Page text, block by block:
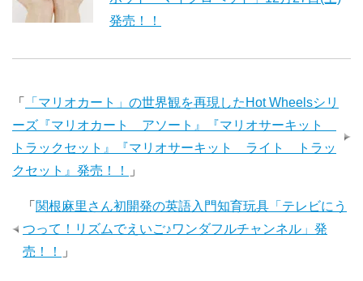
発売！！
「
「マリオカート」の世界観を再現したHot Wheelsシリ
ーズ『マリオカート アソート』『マリオサーキット
トラックセット』『マリオサーキット ライト トラッ
クセット』発売！！
」
「 関根麻里さん初開発の英語入門知育玩具「テレビにう
つって！リズムでえいご♪ワンダフルチャンネル」発
売！！
」